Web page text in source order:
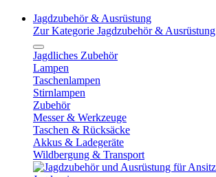
Jagdzubehör & Ausrüstung
Zur Kategorie Jagdzubehör & Ausrüstung
Jagdliches Zubehör
Lampen
Taschenlampen
Stirnlampen
Zubehör
Messer & Werkzeuge
Taschen & Rücksäcke
Akkus & Ladegeräte
Wildbergung & Transport